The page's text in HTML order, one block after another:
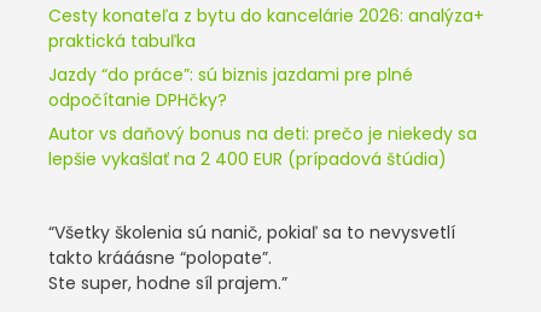
Cesty konateľa z bytu do kancelárie 2026: analýza+
praktická tabuľka
Jazdy “do práce”: sú biznis jazdami pre plné
odpočítanie DPHčky?
Autor vs daňový bonus na deti: prečo je niekedy sa
lepšie vykašlať na 2 400 EUR (prípadová štúdia)
“Všetky školenia sú nanič, pokiaľ sa to nevysvetlí
takto krááásne “polopate”.
Ste super, hodne síl prajem.”